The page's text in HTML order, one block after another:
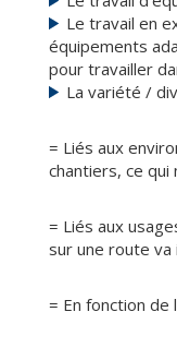
Le travail en
équipements
pour travailler
La variété /
= Liés aux
chantiers, ce qui
= Liés aux
sur une route
= En fonction de